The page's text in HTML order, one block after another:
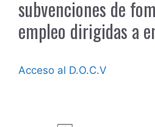
subvenciones de
empleo dirigidas a
Acceso al D.O.C.V